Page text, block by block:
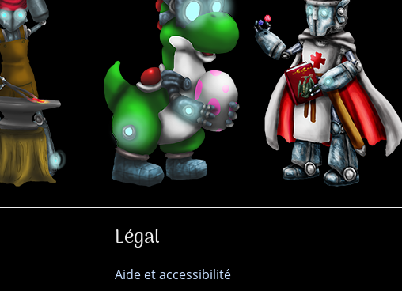
Légal
Aide et accessibilité